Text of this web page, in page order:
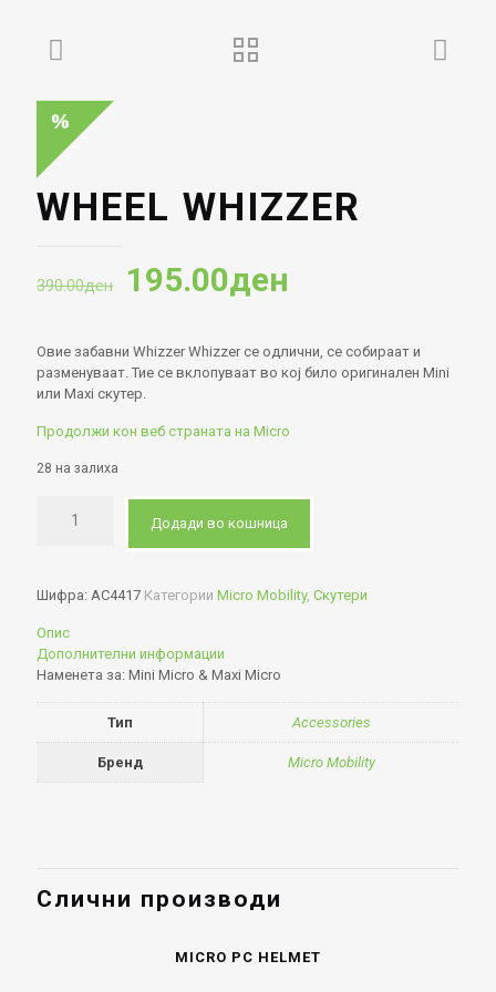
WHEEL WHIZZER
390.00ден
Original
was:
390.00ден.
195.00ден
is:
195.00ден.
Овие забавни Whizzer Whizzer се одлични, се собираат и
разменуваат. Тие се вклопуваат во кој било оригинален Mini
или Maxi скутер.
Продолжи кон веб страната на Micro
28 на залиха
Додади во кошница
Шифра: AC4417 Категории Micro Mobility, Скутери
Опис
Дополнителни информации
Наменета за: Mini Micro & Maxi Micro
Тип Accessories
Бренд Micro Mobility
Слични производи
MICRO PC HELMET